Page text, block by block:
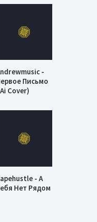
-
Письмо
Cover)
- А
Нет Рядом